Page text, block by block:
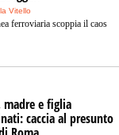
Vitello
ferroviaria scoppia il caos
madre e figlia
caccia al presunto